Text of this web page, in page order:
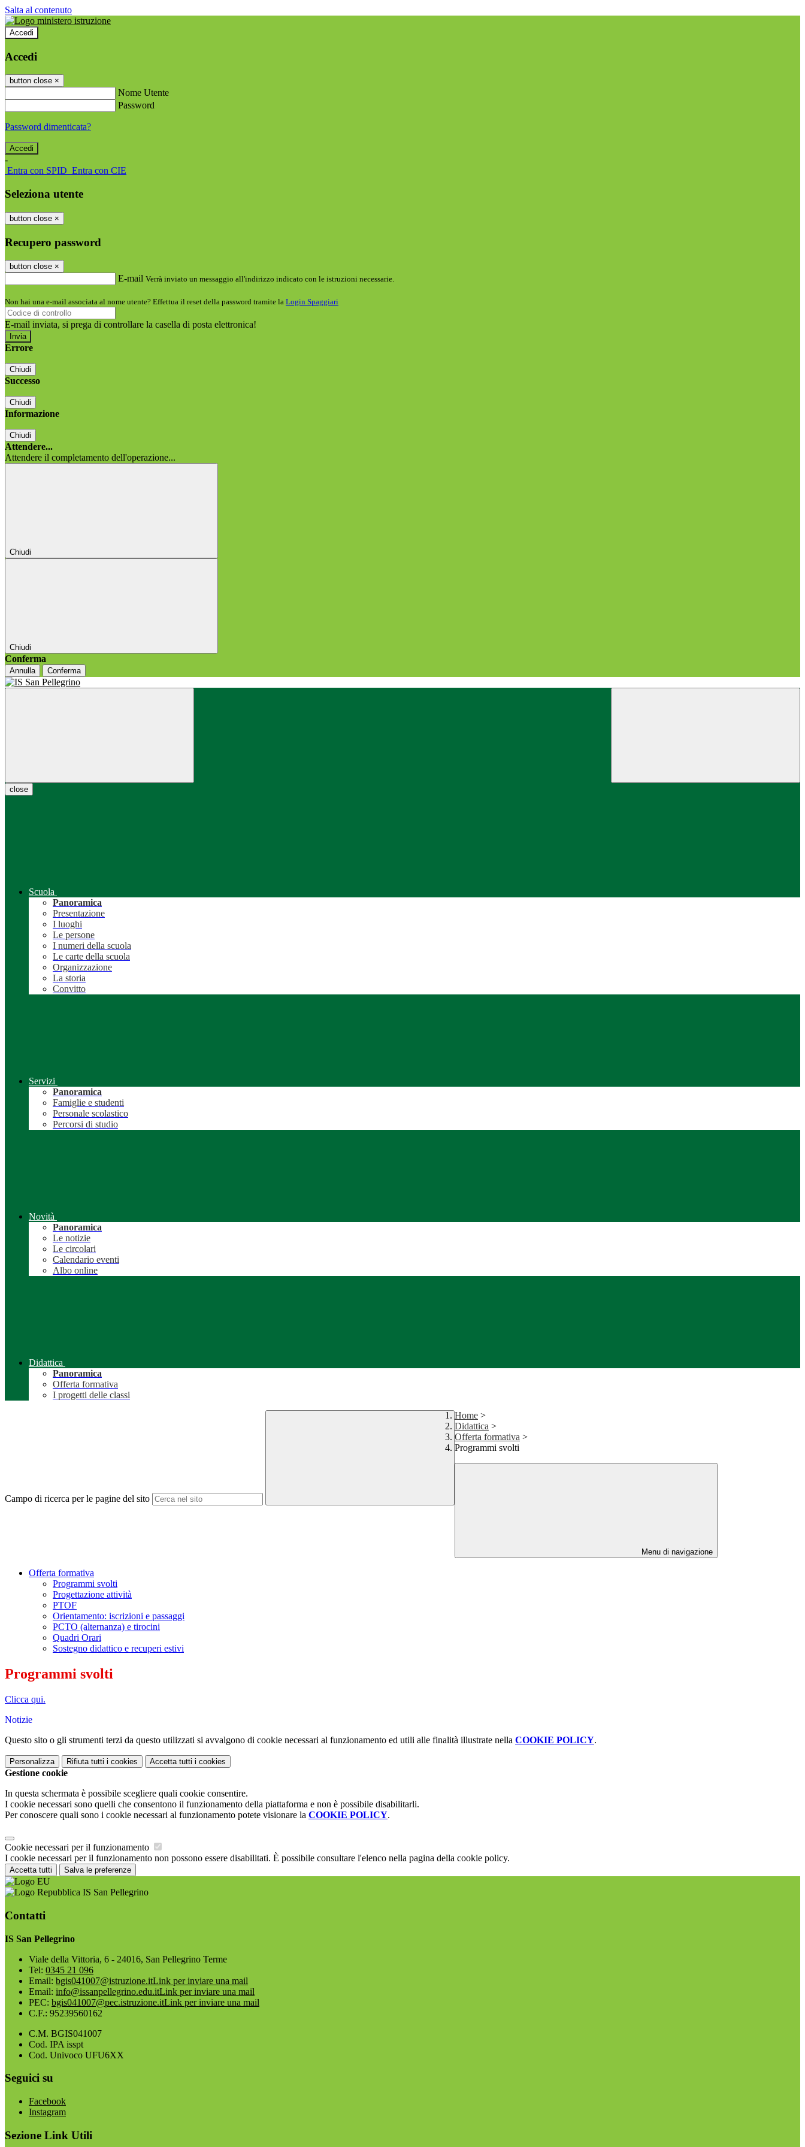
Salta al contenuto
Accedi
Accedi
button close ×
Nome Utente
Password
Password dimenticata?
-
Entra con SPID Entra con CIE
Seleziona utente
button close ×
Recupero password
button close ×
E-mail Verrà inviato un messaggio all'indirizzo indicato con le istruzioni necessarie.
Non hai una e-mail associata al nome utente? Effettua il reset della password tramite la Login Spaggiari
E-mail inviata, si prega di controllare la casella di posta elettronica!
Errore
Chiudi
Successo
Chiudi
Informazione
Chiudi
Attendere...
Attendere il completamento dell'operazione...
Chiudi
Chiudi
Conferma
Annulla Conferma
close
Scuola
Panoramica
Presentazione
I luoghi
Le persone
I numeri della scuola
Le carte della scuola
Organizzazione
La storia
Convitto
Servizi
Panoramica
Famiglie e studenti
Personale scolastico
Percorsi di studio
Novità
Panoramica
Le notizie
Le circolari
Calendario eventi
Albo online
Didattica
Panoramica
Offerta formativa
I progetti delle classi
Campo di ricerca per le pagine del sito
Home >
Didattica >
Offerta formativa >
Programmi svolti
Menu di navigazione
Offerta formativa
Programmi svolti
Progettazione attività
PTOF
Orientamento: iscrizioni e passaggi
PCTO (alternanza) e tirocini
Quadri Orari
Sostegno didattico e recuperi estivi
Programmi svolti
Clicca qui.
Notizie
Questo sito o gli strumenti terzi da questo utilizzati si avvalgono di cookie necessari al funzionamento ed utili alle finalità illustrate nella COOKIE POLICY.
Personalizza Rifiuta tutti i cookies Accetta tutti i cookies
Gestione cookie
In questa schermata è possibile scegliere quali cookie consentire.
I cookie necessari sono quelli che consentono il funzionamento della piattaforma e non è possibile disabilitarli.
Per conoscere quali sono i cookie necessari al funzionamento potete visionare la COOKIE POLICY.
Cookie necessari per il funzionamento
I cookie necessari per il funzionamento non possono essere disabilitati. È possibile consultare l'elenco nella pagina della cookie policy.
Accetta tutti Salva le preferenze
IS San Pellegrino
Contatti
IS San Pellegrino
Viale della Vittoria, 6 - 24016, San Pellegrino Terme
Tel: 0345 21 096
Email: bgis041007@istruzione.itLink per inviare una mail
Email: info@issanpellegrino.edu.itLink per inviare una mail
PEC: bgis041007@pec.istruzione.itLink per inviare una mail
C.F.: 95239560162
C.M. BGIS041007
Cod. IPA isspt
Cod. Univoco UFU6XX
Seguici su
Facebook
Instagram
Sezione Link Utili